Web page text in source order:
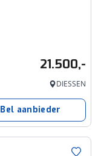
21.500,-
DIESSEN
Bel aanbieder